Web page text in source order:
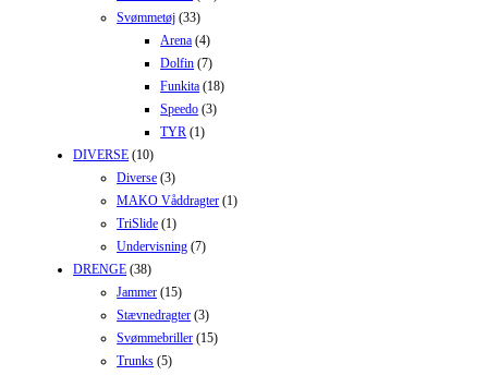
Svømmetøj (33)
Arena (4)
Dolfin (7)
Funkita (18)
Speedo (3)
TYR (1)
DIVERSE (10)
Diverse (3)
MAKO Våddragter (1)
TriSlide (1)
Undervisning (7)
DRENGE (38)
Jammer (15)
Stævnedragter (3)
Svømmebriller (15)
Trunks (5)